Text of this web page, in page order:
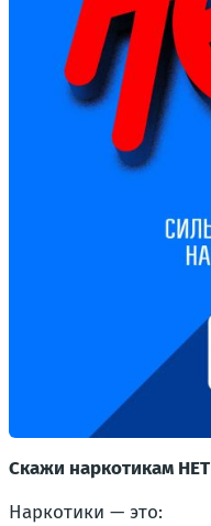
Скажи наркотикам НЕТ
Наркотики — это: